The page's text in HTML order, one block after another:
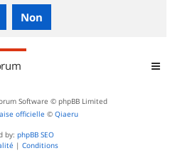
Software © phpBB Limited
officielle © Qiaeru
by: phpBB SEO
| Conditions